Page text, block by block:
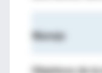
Manejo
Objetivos de la